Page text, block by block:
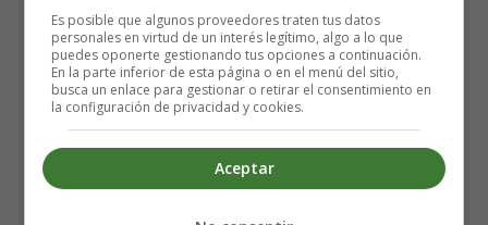
Es posible que algunos proveedores traten tus datos
personales en virtud de un interés legítimo, algo a lo que
puedes oponerte gestionando tus opciones a continuación.
En la parte inferior de esta página o en el menú del sitio,
busca un enlace para gestionar o retirar el consentimiento en
la configuración de privacidad y cookies.
Aceptar